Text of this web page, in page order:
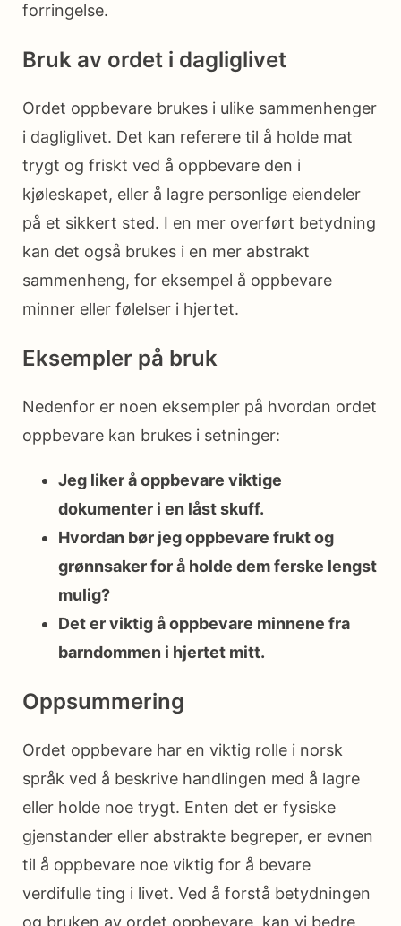
forringelse.
Bruk av ordet i dagliglivet
Ordet oppbevare brukes i ulike sammenhenger
i dagliglivet. Det kan referere til å holde mat
trygt og friskt ved å oppbevare den i
kjøleskapet, eller å lagre personlige eiendeler
på et sikkert sted. I en mer overført betydning
kan det også brukes i en mer abstrakt
sammenheng, for eksempel å oppbevare
minner eller følelser i hjertet.
Eksempler på bruk
Nedenfor er noen eksempler på hvordan ordet
oppbevare kan brukes i setninger:
Jeg liker å oppbevare viktige
dokumenter i en låst skuff.
Hvordan bør jeg oppbevare frukt og
grønnsaker for å holde dem ferske lengst
mulig?
Det er viktig å oppbevare minnene fra
barndommen i hjertet mitt.
Oppsummering
Ordet oppbevare har en viktig rolle i norsk
språk ved å beskrive handlingen med å lagre
eller holde noe trygt. Enten det er fysiske
gjenstander eller abstrakte begreper, er evnen
til å oppbevare noe viktig for å bevare
verdifulle ting i livet. Ved å forstå betydningen
og bruken av ordet oppbevare, kan vi bedre